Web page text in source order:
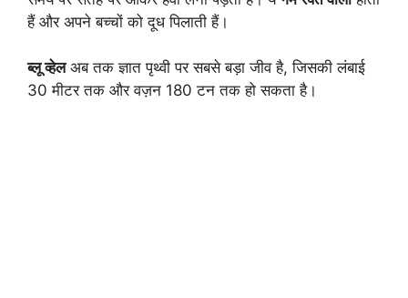
हैं और अपने बच्चों को दूध पिलाती हैं।
ब्लू व्हेलअब तक ज्ञात पृथ्वी पर सबसे बड़ा जीव है, जिसकी लंबाई
30 मीटर तक और वज़न 180 टन तक हो सकता है।